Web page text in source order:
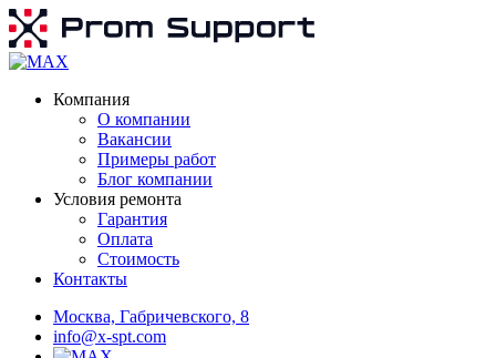
Компания
О компании
Вакансии
Примеры работ
Блог компании
Условия ремонта
Гарантия
Оплата
Стоимость
Контакты
Москва, Габричевского, 8
info@x-spt.com